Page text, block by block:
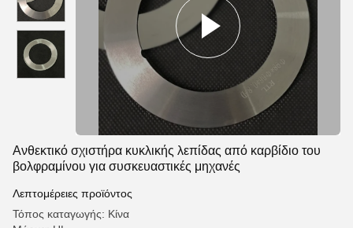
Ανθεκτικό σχιστήρα κυκλικής λεπίδας από καρβίδιο του
βολφραμίνου για συσκευαστικές μηχανές
Λεπτομέρειες προϊόντος
Τόπος καταγωγής: Κίνα